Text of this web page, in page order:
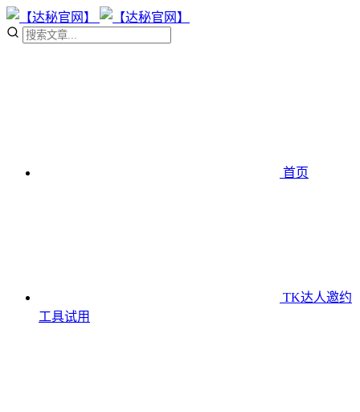
首页
TK达人邀约
工具试用